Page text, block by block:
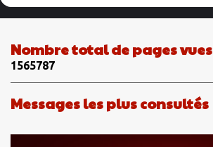
e
t
e
Nombre total de pages vues
1565787
Messages les plus consultés